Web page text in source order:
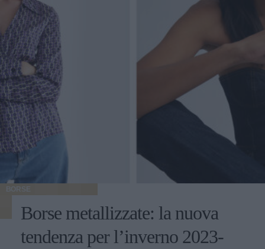
BORSE
Borse metallizzate: la nuova
tendenza per l’inverno 2023-